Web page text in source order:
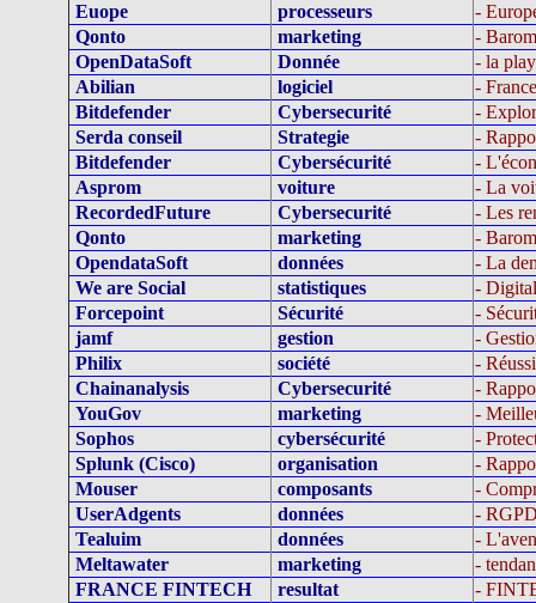
Euope
processeurs
-
Qonto
marketing
-
OpenDataSoft
Donnée
- la
Abilian
logiciel
-
Bitdefender
Cybersecurité
-
Serda conseil
Strategie
-
Bitdefender
Cybersécurité
-
Asprom
voiture
- La
RecordedFuture
Cybersecurité
- Les
Qonto
marketing
-
OpendataSoft
données
- La
We are Social
statistiques
-
Forcepoint
Sécurité
-
jamf
gestion
-
Philix
société
-
Chainanalysis
Cybersecurité
-
YouGov
marketing
-
Sophos
cybersécurité
-
Splunk (Cisco)
organisation
-
Mouser
composants
-
UserAdgents
données
-
Tealuim
données
-
Meltawater
marketing
-
FRANCE FINTECH
resultat
-